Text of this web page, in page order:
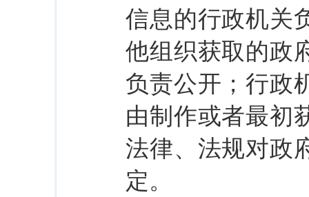
信息的行政机关
他组织获取的政
负责公开；行政
由制作或者最初
法律、法规对政
定。